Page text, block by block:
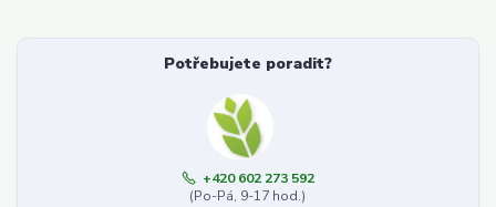
Potřebujete poradit?
+420 602 273 592
(Po-Pá, 9-17 hod.)